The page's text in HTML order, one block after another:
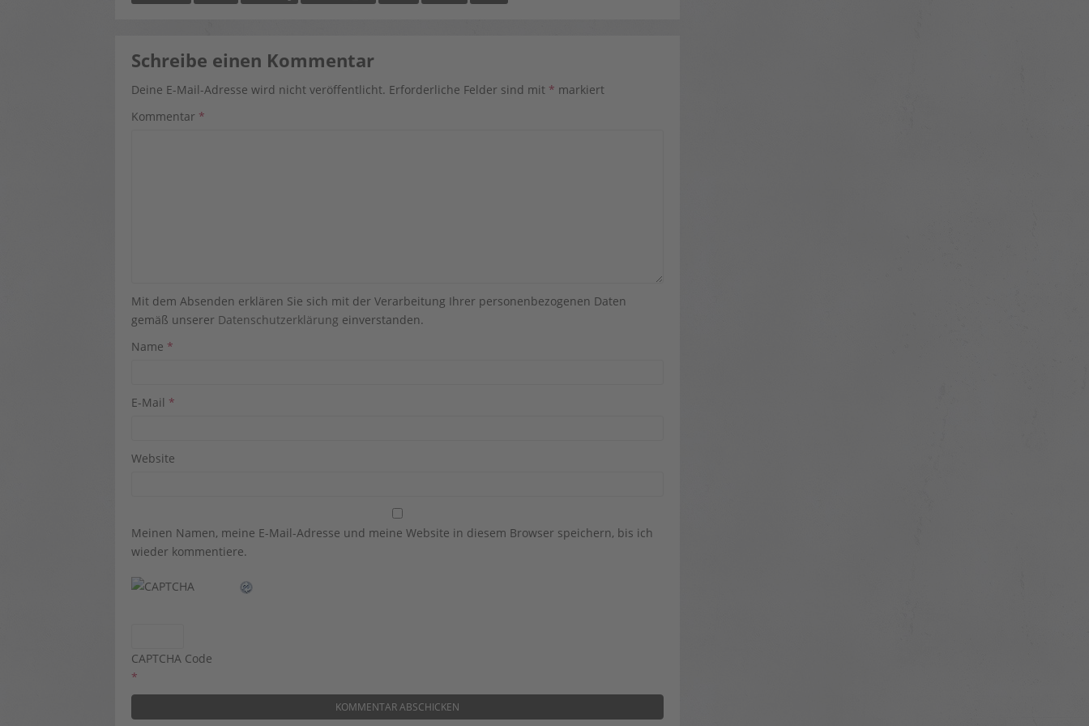
Schreibe einen Kommentar
Deine E-Mail-Adresse wird nicht veröffentlicht. Erforderliche Felder sind mit * markiert
Kommentar *
Mit dem Absenden erklären Sie sich mit der Verarbeitung Ihrer personenbezogenen Daten
gemäß unserer Datenschutzerklärung einverstanden.
Name *
E-Mail *
Website
Meinen Namen, meine E-Mail-Adresse und meine Website in diesem Browser speichern, bis ich
wieder kommentiere.
CAPTCHA Code
*